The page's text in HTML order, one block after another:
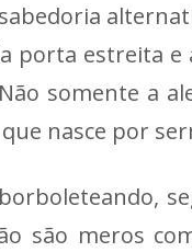
porta estreita
somente a
nasce por
são meros